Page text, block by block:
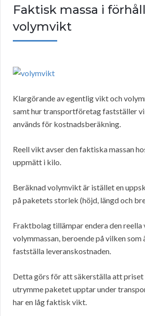
Faktisk massa i
volymvikt
Klargörande av egentlig vikt och
samt hur transportföretag fastställer
används för kostnadsberäkning.
Reell vikt avser den faktiska massan
uppmätt i kilo.
Beräknad volymvikt är istället en
på paketets storlek (höjd, längd och
Fraktbolag tillämpar endera den reella
volymmassan, beroende på vilken
fastställa leveranskostnaden.
Detta görs för att säkerställa att
utrymme paketet upptar under
har en låg faktisk vikt.